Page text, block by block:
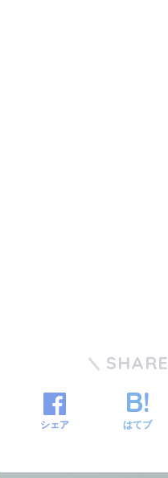
SHARE
シェア はてブ